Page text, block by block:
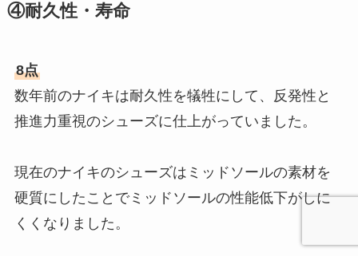
④耐久性・寿命
8点
数年前のナイキは耐久性を犠牲にして、反発性と
推進力重視のシューズに仕上がっていました。
現在のナイキのシューズはミッドソールの素材を
硬質にしたことでミッドソールの性能低下がしに
くくなりました。